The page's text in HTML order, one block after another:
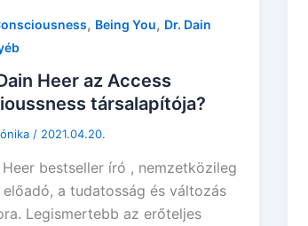
, Being You, Dr. Dain
Heer az Access
társalapítója?
/ 2021.04.20.
Heer bestseller író , nemzetközileg
a tudatosság és változás
Legismertebb az erőteljes